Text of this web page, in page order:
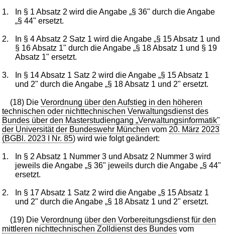
1.
In § 1 Absatz 2 wird die Angabe „§ 36" durch die Angabe
„§ 44" ersetzt.
2.
In § 4 Absatz 2 Satz 1 wird die Angabe „§ 15 Absatz 1 und
§ 16 Absatz 1" durch die Angabe „§ 18 Absatz 1 und § 19
Absatz 1" ersetzt.
3.
In § 14 Absatz 1 Satz 2 wird die Angabe „§ 15 Absatz 1
und 2" durch die Angabe „§ 18 Absatz 1 und 2" ersetzt.
(18) DieVerordnung über den Aufstieg in den höheren
technischen oder nichttechnischen Verwaltungsdienst des
Bundes über den Masterstudiengang „Verwaltungsinformatik"
der Universität der Bundeswehr München vom 20. März 2023
(BGBl. 2023 I Nr. 85) wird wie folgt geändert:
1.
In § 2 Absatz 1 Nummer 3 und Absatz 2 Nummer 3 wird
jeweils die Angabe „§ 36" jeweils durch die Angabe „§ 44"
ersetzt.
2.
In § 17 Absatz 1 Satz 2 wird die Angabe „§ 15 Absatz 1
und 2" durch die Angabe „§ 18 Absatz 1 und 2" ersetzt.
(19) DieVerordnung über den Vorbereitungsdienst für den
mittleren nichttechnischen Zolldienst des Bundes vom